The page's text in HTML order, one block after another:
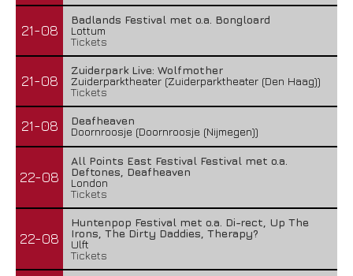
21-08
Badlands Festival met o.a. Bongloard
Lottum
Tickets
21-08
Zuiderpark Live: Wolfmother
Zuiderparktheater (Zuiderparktheater (Den Haag))
Tickets
21-08
Deafheaven
Doornroosje (Doornroosje (Nijmegen))
22-08
All Points East Festival Festival met o.a.
Deftones, Deafheaven
London
Tickets
22-08
Huntenpop Festival met o.a. Di-rect, Up The
Irons, The Dirty Daddies, Therapy?
Ulft
Tickets